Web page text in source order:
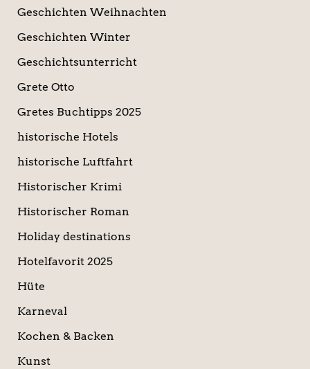
Geschichten Weihnachten
Geschichten Winter
Geschichtsunterricht
Grete Otto
Gretes Buchtipps 2025
historische Hotels
historische Luftfahrt
Historischer Krimi
Historischer Roman
Holiday destinations
Hotelfavorit 2025
Hüte
Karneval
Kochen & Backen
Kunst